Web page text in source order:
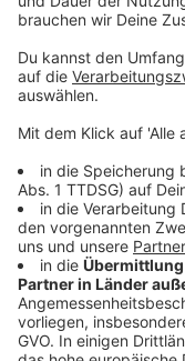
Kassen oder
Wechselkurs ist
Andre Schulze-
sie wirklich keinen
klingt es, als
unbedingt
Nachteile
verrückt machen
ohne Umrechnung
Für den Fall der
dennoch dazu,